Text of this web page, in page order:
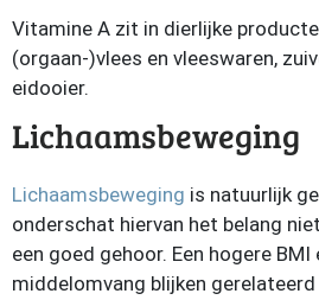
Vitamine A zit in dierlijke
(orgaan-)vlees en vleeswaren,
eidooier.
Lichaamsbeweging
Lichaamsbeweging is natuurlijk
onderschat hiervan het belang
een goed gehoor. Een hogere
middelomvang blijken gerelateerd